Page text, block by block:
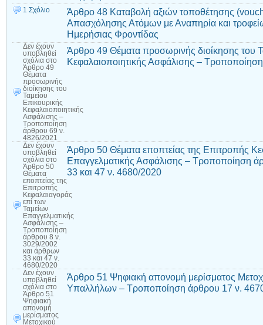
1 Σχόλιο
Άρθρο 48 Καταβολή αξιών τοποθέτησης
Απασχόλησης Ατόμων με Αναπηρία και
Ημερήσιας Φροντίδας
Δεν έχουν
υποβληθεί
σχόλια στο
Άρθρο 49
Θέματα
προσωρινής
διοίκησης του
Ταμείου
Επικουρικής
Κεφαλαιοποιητικής
Ασφάλισης –
Τροποποίηση
άρθρου 69 ν.
4826/2021
Άρθρο 49 Θέματα προσωρινής διοίκησης του
Κεφαλαιοποιητικής Ασφάλισης –
Δεν έχουν
υποβληθεί
σχόλια στο
Άρθρο 50
Θέματα
εποπτείας της
Επιτροπής
Κεφαλαιαγοράς
επί των
Ταμείων
Επαγγελματικής
Ασφάλισης –
Τροποποίηση
άρθρου 8 ν.
3029/2002
και άρθρων
33 και 47 ν.
4680/2020
Άρθρο 50 Θέματα εποπτείας της Επιτροπής
Επαγγελματικής Ασφάλισης – Τροποποίηση
33 και 47 ν. 4680/2020
Δεν έχουν
υποβληθεί
σχόλια στο
Άρθρο 51
Ψηφιακή
απονομή
μερίσματος
Μετοχικού
Άρθρο 51 Ψηφιακή απονομή μερίσματος
Υπαλλήλων – Τροποποίηση άρθρου 17 ν.